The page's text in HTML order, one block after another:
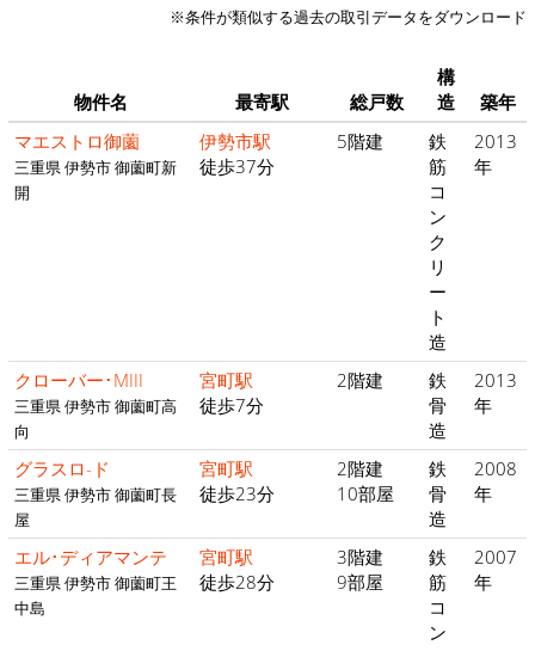
※条件が類似する過去の取引データをダウンロード
物件名 最寄駅 総戸数
構
造
築年
マエストロ御薗
三重県 伊勢市 御薗町新
開
伊勢市駅
徒歩37分
5階建
鉄
筋
コ
ン
ク
リ
ー
ト
造
2013
年
クローバー･MIII
三重県 伊勢市 御薗町高
向
宮町駅
徒歩7分
2階建
鉄
骨
造
2013
年
グラスロ-ド
三重県 伊勢市 御薗町長
屋
宮町駅
徒歩23分
2階建
10部屋
鉄
骨
造
2008
年
エル･ディアマンテ
三重県 伊勢市 御薗町王
中島
宮町駅
徒歩28分
3階建
9部屋
鉄
筋
コ
ン
2007
年